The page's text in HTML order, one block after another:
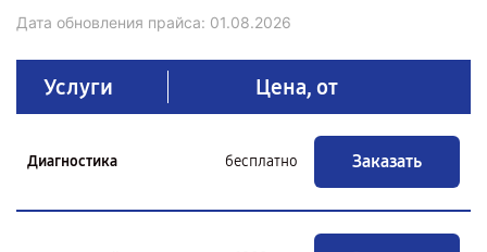
Дата обновления прайса: 01.08.2026
Услуги Цена, от
Диагностика бесплатно Заказать